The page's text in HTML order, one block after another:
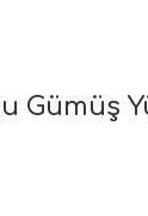
Gümüş